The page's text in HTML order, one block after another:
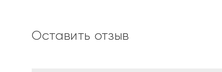
Оставить отзыв